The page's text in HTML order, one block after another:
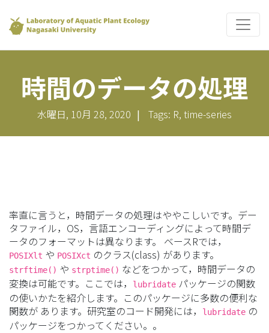
時間のデータの処理
水曜日, 10月 28, 2020 | Tags: R, time-series
率直に言うと，時間データの処理はややこしいです。デー
タファイル，OS，言語エンコーディングによって時間デ
ータのフォーマットは異なります。 ベースRでは，
POSIXlt や POSIXct のクラス(class) があります。
strftime() や strptime() などをつかって，時間データの
変換は可能です。ここでは，
lubridate パッケージの関数
の使いかたを紹介します。このパッケージに多数の便利な
関数が あります。研究室のコード開発には，
lubridate の
パッケージをつかってください。。